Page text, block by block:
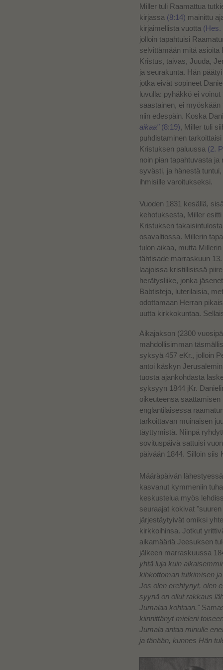
Miller tuli Raamattua
kirjassa (8:14) mainittu
kirjaimellista vuotta (Hes.
jolloin tapahtuisi
selvittämään mitä
Kristus, taivas, Juuda,
ja seurakunta. Hän
jotka eivät sopineet
luvulla: pyhäkkö ei
saastainen, ei
niin edespäin. Koska
aikaa" (8:19), Miller tuli
puhdistaminen
Kristuksen paluussa (2.
noin pian tapahtuvasta
syvästi, ja hänestä
ihmisille varoitukseksi.
Vuoden 1831 kesällä,
kehotuksesta, Miller
Kristuksen
osavaltiossa. Millerin
tulon aikaa, mutta
tähtisade marraskuun
laajoissa kristillisissä
herätysliike, jonka
Babtisteja, luterilaisia,
odottamaan Herran
uutta kirkkokuntaa.
Aikajakson (2300
mahdollisimman
syksyä 457 eKr., jolloin
antoi käskyn
tuosta ajankohdasta
syksyyn 1844 jKr.
oikeuteensa
englantilaisessa
tarkoittavan muinaisen
täyttymistä. Niinpä
sovituspäivä sattuisi
päivään 1844. Silloin
Määräpäivän
kasvanut kymmeniin
keskustelua myös
seuraajat kokivat
järjestäytyivät omiksi
kirkkoihinsa. Jotkut
aikamääriä Jeesuksen
jälkeen marraskuussa
yhtä luja kuin
kihkottoman tutkimisen
Jos olen erehtynyt, olen
syynä on ollut rakkaus
Jumalaa kohtaan."
kiinnittänyt mieleni
Jumala antaa minulle
ja tänään, kunnes Hän